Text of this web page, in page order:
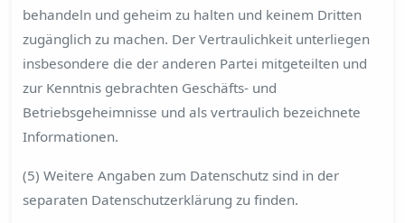
behandeln und geheim zu halten und keinem Dritten
zugänglich zu machen. Der Vertraulichkeit unterliegen
insbesondere die der anderen Partei mitgeteilten und
zur Kenntnis gebrachten Geschäfts- und
Betriebsgeheimnisse und als vertraulich bezeichnete
Informationen.
(5) Weitere Angaben zum Datenschutz sind in der
separaten Datenschutzerklärung zu finden.